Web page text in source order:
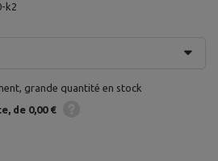
k2
grande quantité en stock
de 0,00 €